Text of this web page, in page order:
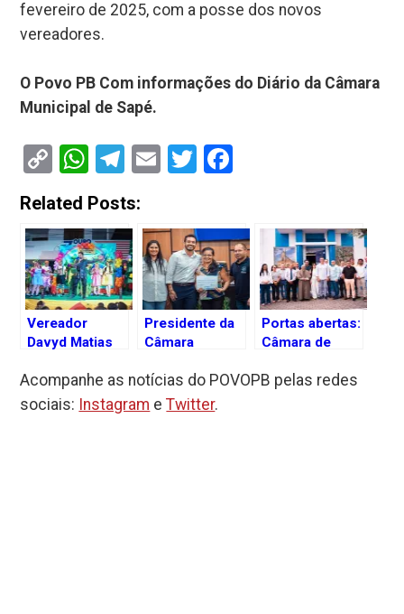
fevereiro de 2025, com a posse dos novos
vereadores.
O Povo PB Com informações do Diário da Câmara
Municipal de Sapé.
Copy
Link
WhatsApp
Telegram
EmailTwitter
Related Posts:
Vereador
Davyd Matias
Encatado’ às
ruas de Sapé
Presidente da
Câmara
Sapé inova
com
Portas abertas:
Câmara de
atividades
Acompanhe as notícias do POVOPB pelas redes
sociais: Instagram eTwitter.